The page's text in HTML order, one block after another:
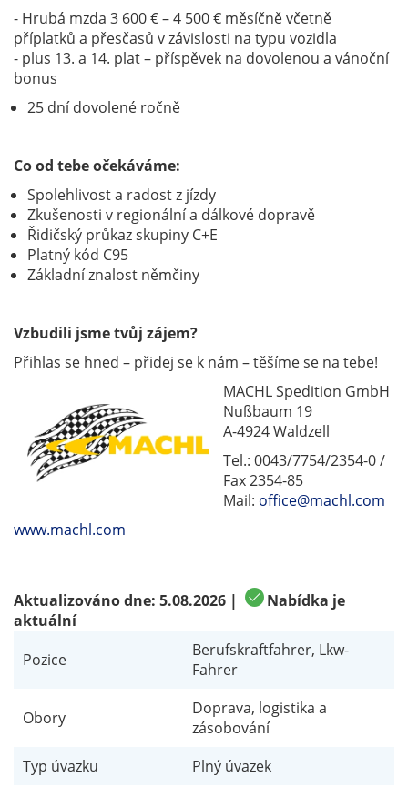
- Hrubá mzda 3 600 € – 4 500 € měsíčně včetně
příplatků a přesčasů v závislosti na typu vozidla
- plus 13. a 14. plat – příspěvek na dovolenou a vánoční
bonus
25 dní dovolené ročně
Co od tebe očekáváme:
Spolehlivost a radost z jízdy
Zkušenosti v regionální a dálkové dopravě
Řidičský průkaz skupiny C+E
Platný kód C95
Základní znalost němčiny
Vzbudili jsme tvůj zájem?
Přihlas se hned – přidej se k nám – těšíme se na tebe!
MACHL Spedition GmbH
Nußbaum 19
A-4924 Waldzell
Tel.: 0043/7754/2354-0 /
Fax 2354-85
Mail: office@machl.com
www.machl.com
Aktualizováno dne: 5.08.2026 | check_circleNabídka je
aktuální
Pozice
Berufskraftfahrer, Lkw-
Fahrer
Obory
Doprava, logistika a
zásobování
Typ úvazku
Plný úvazek